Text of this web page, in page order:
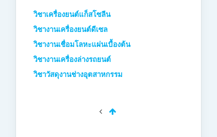
วิชาเครื่องยนต์แก็สโซลีน
วิชางานเครื่องยนต์ดีเซล
วิชางานเชื่อมโลหะแผ่นเบื้องต้น
วิชางานเครื่องล่างรถยนต์
วิชาวัสดุงานช่างอุตสาหกรรม